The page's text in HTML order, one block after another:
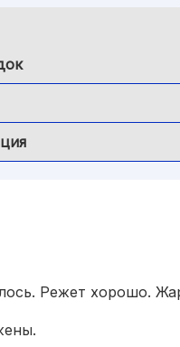
Режет хорошо.